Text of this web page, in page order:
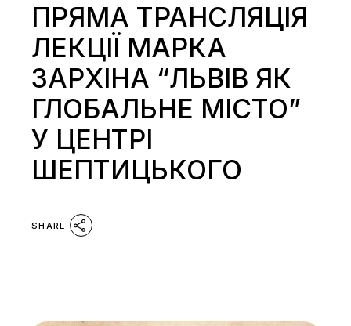
ПРЯМА ТРАНСЛЯЦІЯ
ЛЕКЦІЇ МАРКА
ЗАРХІНА “ЛЬВІВ ЯК
ГЛОБАЛЬНЕ МІСТО”
У ЦЕНТРІ
ШЕПТИЦЬКОГО
SHARE